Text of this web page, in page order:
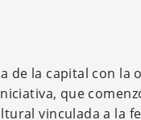
de la capital con la
que
vinculada a la